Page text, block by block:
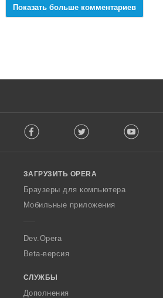
Показать больше комментариев
o
w
O
p
a
Facebook Twitter Youtube
ЗАГРУЗИТЬ OPERA
Браузеры для компьютера
Мобильные приложения
Dev.Opera
Beta-версия
СЛУЖБЫ
Дополнения